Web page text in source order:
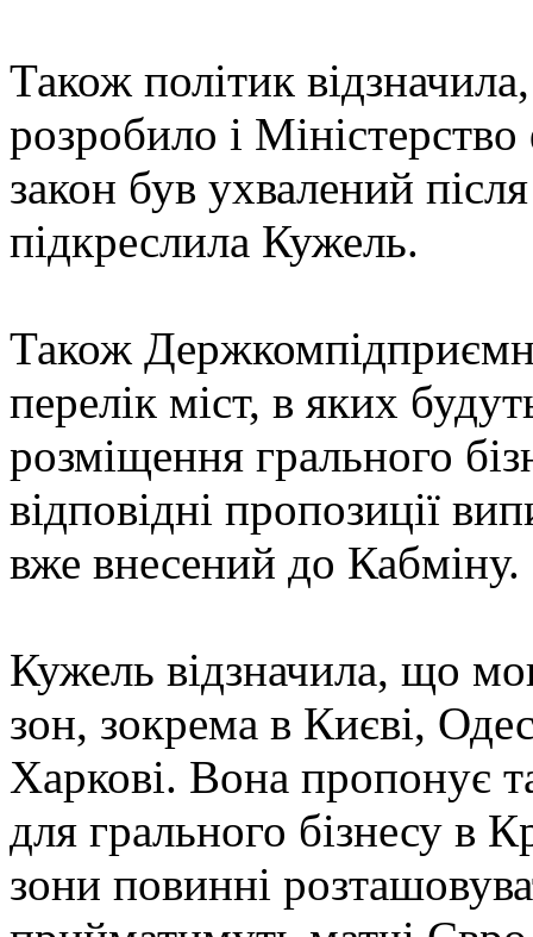
Також політик
розробило і
закон був ухвалений
підкреслила Кужель.
Також
перелік міст, в яких
розміщення грального
відповідні пропозиції
вже внесений до Кабміну.
Кужель відзначила, що
зон, зокрема в Києві,
Харкові. Вона пропонує
для грального бізнесу в
зони повинні